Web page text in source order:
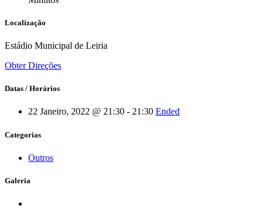
Localização
Estádio Municipal de Leiria
Obter Direções
Datas / Horários
22 Janeiro, 2022 @ 21:30 - 21:30 Ended
Categorias
Outros
Galeria